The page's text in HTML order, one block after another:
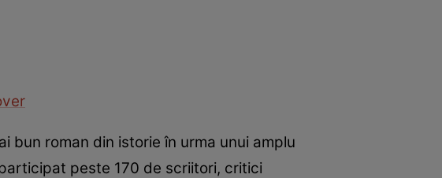
bun roman din istorie în urma unui amplu
peste 170 de scriitori, critici